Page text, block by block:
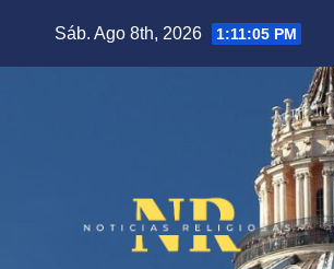
Sáb. Ago 8th, 2026 1:11:07 PM